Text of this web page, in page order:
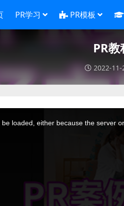
PR学习 PR模板
PR
2022-11-
loaded, either because the server